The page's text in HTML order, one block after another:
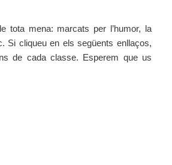
tota mena: marcats per l’humor, la
Si cliqueu en els següents enllaços,
de cada classe. Esperem que us